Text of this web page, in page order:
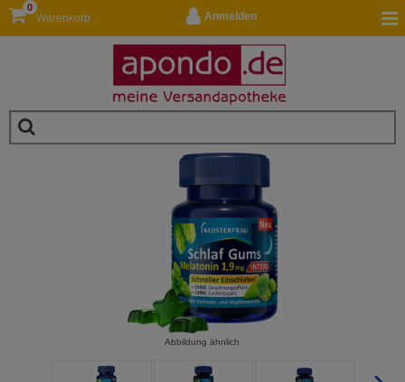
Anmelden
Warenkorb
0
Abbildung ähnlich